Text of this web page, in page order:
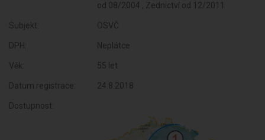
od 08/2004 , Zednictví od 12/2011
Subjekt: OSVČ
DPH: Neplátce
Věk: 55 let
Datum registrace: 24.8.2018
Dostupnost: